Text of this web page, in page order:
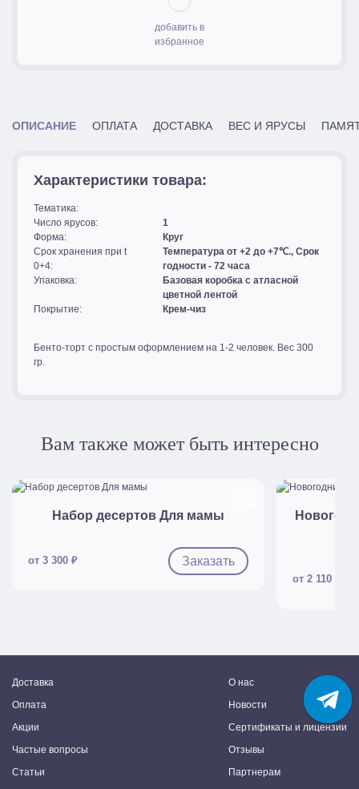
добавить в
избранное
ОПИСАНИЕ ОПЛАТА ДОСТАВКА ВЕС И ЯРУСЫ
Характеристики товара:
Тематика:
Число ярусов:
1
Форма:
Круг
Срок хранения при t
0+4:
Температура от +2 до +7℃., Срок
годности - 72 часа
Упаковка:
Базовая коробка с атласной
цветной лентой
Покрытие:
Крем-чиз
Бенто-торт с простым оформлением на 1-2 человек. Вес 300
гр.
Вам также может быть интересно
Набор десертов Для мамы
от 3 300 ₽ Заказать
от 2 110 ₽
Доставка
Оплата
Акции
Частые вопросы
Статьи
О нас
Новости
Сертификаты и лицензии
Отзывы
Партнерам